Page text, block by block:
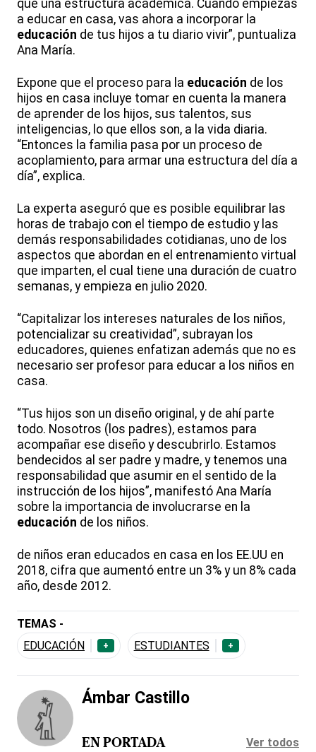
que una estructura académica. Cuando empiezas
a educar en casa, vas ahora a incorporar la
educación de tus hijos a tu diario vivir”, puntualiza
Ana María.
Expone que el proceso para la educación de los
hijos en casa incluye tomar en cuenta la manera
de aprender de los hijos, sus talentos, sus
inteligencias, lo que ellos son, a la vida diaria.
“Entonces la familia pasa por un proceso de
acoplamiento, para armar una estructura del día a
día”, explica.
La experta aseguró que es posible equilibrar las
horas de trabajo con el tiempo de estudio y las
demás responsabilidades cotidianas, uno de los
aspectos que abordan en el entrenamiento virtual
que imparten, el cual tiene una duración de cuatro
semanas, y empieza en julio 2020.
“Capitalizar los intereses naturales de los niños,
potencializar su creatividad”, subrayan los
educadores, quienes enfatizan además que no es
necesario ser profesor para educar a los niños en
casa.
“Tus hijos son un diseño original, y de ahí parte
todo. Nosotros (los padres), estamos para
acompañar ese diseño y descubrirlo. Estamos
bendecidos al ser padre y madre, y tenemos una
responsabilidad que asumir en el sentido de la
instrucción de los hijos”, manifestó Ana María
sobre la importancia de involucrarse en la
educación de los niños.
de niños eran educados en casa en los EE.UU en
2018, cifra que aumentó entre un 3% y un 8% cada
año, desde 2012.
TEMAS -
EDUCACIÓN
+ ESTUDIANTES +
Ámbar Castillo
EN PORTADA Ver todos